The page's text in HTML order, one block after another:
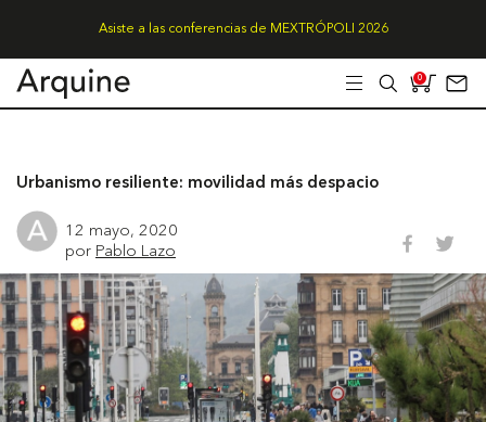
Asiste a las conferencias de MEXTRÓPOLI 2026
0
Urbanismo resiliente: movilidad más despacio
12 mayo, 2020
por Pablo Lazo